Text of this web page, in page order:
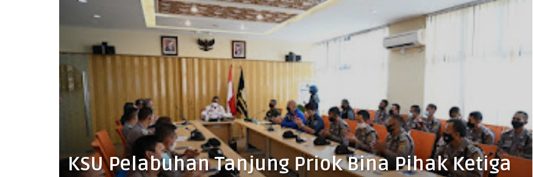
KSU Pelabuhan Tanjung Priok Bina Pihak Ketiga